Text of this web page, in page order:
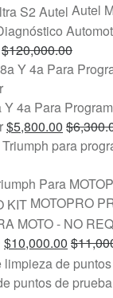
Autel
$120,000.00
Y 4a Para
$5,800.00 $
Para
MOTOPRO
MOTO - NO
$10,000.00 $
puntos de prueba